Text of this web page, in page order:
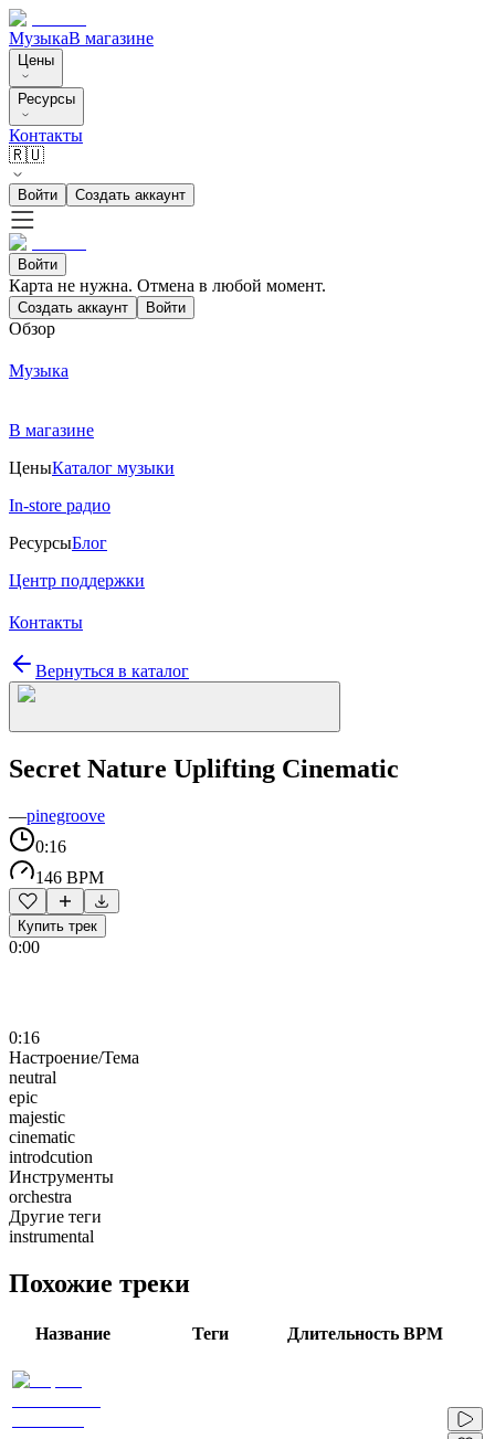
МузыкаВ магазине
Цены
Ресурсы
Контакты
🇷🇺
Войти Создать аккаунт
Войти
Карта не нужна. Отмена в любой момент.
Создать аккаунт Войти
Обзор
Музыка
В магазине
ЦеныКаталог музыки
In-store радио
РесурсыБлог
Центр поддержки
Контакты
Вернуться в каталог
Secret Nature Uplifting Cinematic
—pinegroove
0:16
146 BPM
Купить трек
0:00
0:16
Настроение/Тема
neutral
epic
majestic
cinematic
introdcution
Инструменты
orchestra
Другие теги
instrumental
Похожие треки
Название Теги Длительность BPM